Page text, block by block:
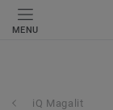
MENU
iQ Magalit